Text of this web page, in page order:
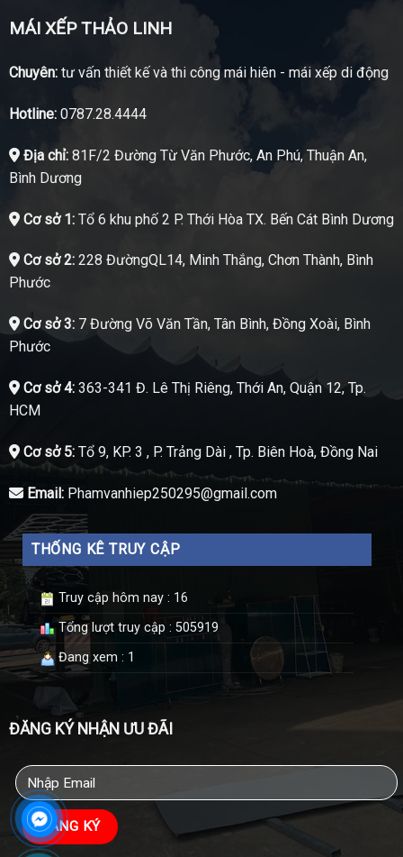
MÁI XẾP THẢO LINH
Chuyên:tư vấn thiết kế và thi công mái hiên - mái xếp di động
Hotline:0787.28.4444
Địa chỉ:81F/2 Đường Từ Văn Phước, An Phú, Thuận An,
Bình Dương
Cơ sở 1:Tổ 6 khu phố 2 P. Thới Hòa TX. Bến Cát Bình Dương
Cơ sở 2:228 ĐườngQL14, Minh Thắng, Chơn Thành, Bình
Phước
Cơ sở 3:7 Đường Võ Văn Tần, Tân Bình, Đồng Xoài, Bình
Phước
Cơ sở 4:363-341 Đ. Lê Thị Riêng, Thới An, Quận 12, Tp.
HCM
Cơ sở 5:Tổ 9, KP. 3 , P. Trảng Dài , Tp. Biên Hoà, Đồng Nai
Email:Phamvanhiep250295@gmail.com
THỐNG KÊ TRUY CẬP
Truy cập hôm nay : 16
Tổng lượt truy cập : 505919
Đang xem : 1
ĐĂNG KÝ NHẬN ƯU ĐÃI